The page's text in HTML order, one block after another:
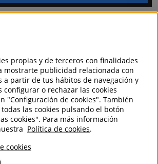
REDUCCION PVC
PVC TEJA
propias y de terceros con finalidades
mostrarte publicidad relacionada con
a partir de tus hábitos de navegación y
configurar o rechazar las cookies
"Configuración de cookies". También
las cookies pulsando el botón
cookies". Para más información
Política de cookies.
cookies